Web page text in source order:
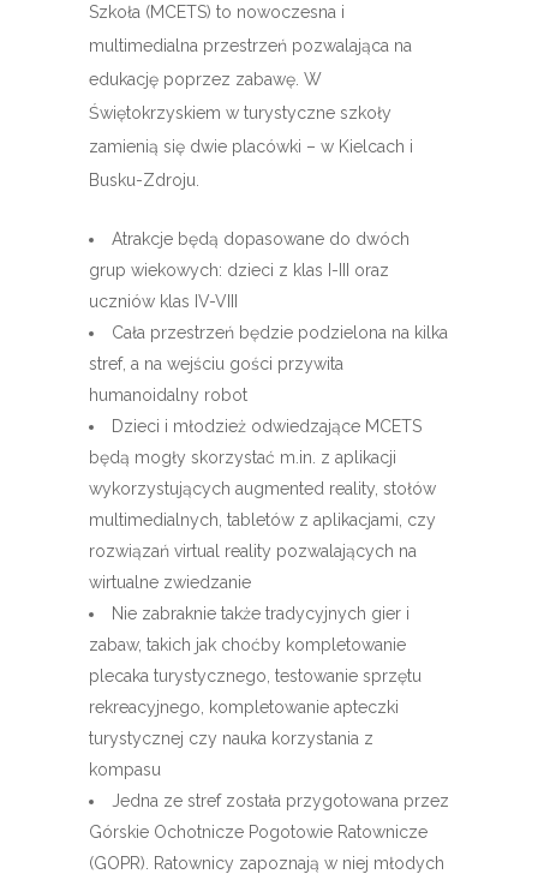
Szkoła (MCETS) to nowoczesna i
multimedialna przestrzeń pozwalająca na
edukację poprzez zabawę. W
Świętokrzyskiem w turystyczne szkoły
zamienią się dwie placówki – w Kielcach i
Busku-Zdroju.
Atrakcje będą dopasowane do dwóch
grup wiekowych: dzieci z klas I-III oraz
uczniów klas IV-VIII
Cała przestrzeń będzie podzielona na kilka
stref, a na wejściu gości przywita
humanoidalny robot
Dzieci i młodzież odwiedzające MCETS
będą mogły skorzystać m.in. z aplikacji
wykorzystujących augmented reality, stołów
multimedialnych, tabletów z aplikacjami, czy
rozwiązań virtual reality pozwalających na
wirtualne zwiedzanie
Nie zabraknie także tradycyjnych gier i
zabaw, takich jak choćby kompletowanie
plecaka turystycznego, testowanie sprzętu
rekreacyjnego, kompletowanie apteczki
turystycznej czy nauka korzystania z
kompasu
Jedna ze stref została przygotowana przez
Górskie Ochotnicze Pogotowie Ratownicze
(GOPR). Ratownicy zapoznają w niej młodych